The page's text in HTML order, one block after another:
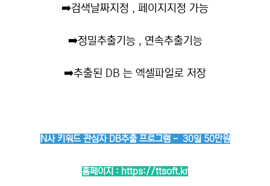
➡️검색날짜지정 , 페이지지정 가능
➡️정밀추출기능 , 연속추출기능
➡️추출된 DB 는 엑셀파일로 저장
N사 키워드 관심자 DB추출 프로그램 - 30일 50만원
홈페이지 : https://ttsoft.kr